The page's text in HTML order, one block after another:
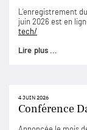
L’enregistrement
juin 2026 est en
tech/
Lire plus ...
4 JUIN 2026
Conférence